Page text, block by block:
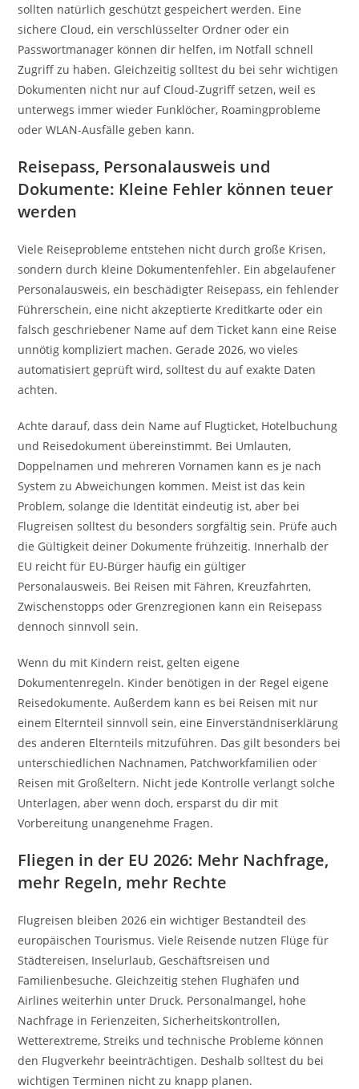
sollten natürlich geschützt gespeichert werden. Eine
sichere Cloud, ein verschlüsselter Ordner oder ein
Passwortmanager können dir helfen, im Notfall schnell
Zugriff zu haben. Gleichzeitig solltest du bei sehr wichtigen
Dokumenten nicht nur auf Cloud-Zugriff setzen, weil es
unterwegs immer wieder Funklöcher, Roamingprobleme
oder WLAN-Ausfälle geben kann.
Reisepass, Personalausweis und
Dokumente: Kleine Fehler können teuer
werden
Viele Reiseprobleme entstehen nicht durch große Krisen,
sondern durch kleine Dokumentenfehler. Ein abgelaufener
Personalausweis, ein beschädigter Reisepass, ein fehlender
Führerschein, eine nicht akzeptierte Kreditkarte oder ein
falsch geschriebener Name auf dem Ticket kann eine Reise
unnötig kompliziert machen. Gerade 2026, wo vieles
automatisiert geprüft wird, solltest du auf exakte Daten
achten.
Achte darauf, dass dein Name auf Flugticket, Hotelbuchung
und Reisedokument übereinstimmt. Bei Umlauten,
Doppelnamen und mehreren Vornamen kann es je nach
System zu Abweichungen kommen. Meist ist das kein
Problem, solange die Identität eindeutig ist, aber bei
Flugreisen solltest du besonders sorgfältig sein. Prüfe auch
die Gültigkeit deiner Dokumente frühzeitig. Innerhalb der
EU reicht für EU-Bürger häufig ein gültiger
Personalausweis. Bei Reisen mit Fähren, Kreuzfahrten,
Zwischenstopps oder Grenzregionen kann ein Reisepass
dennoch sinnvoll sein.
Wenn du mit Kindern reist, gelten eigene
Dokumentenregeln. Kinder benötigen in der Regel eigene
Reisedokumente. Außerdem kann es bei Reisen mit nur
einem Elternteil sinnvoll sein, eine Einverständniserklärung
des anderen Elternteils mitzuführen. Das gilt besonders bei
unterschiedlichen Nachnamen, Patchworkfamilien oder
Reisen mit Großeltern. Nicht jede Kontrolle verlangt solche
Unterlagen, aber wenn doch, ersparst du dir mit
Vorbereitung unangenehme Fragen.
Fliegen in der EU 2026: Mehr Nachfrage,
mehr Regeln, mehr Rechte
Flugreisen bleiben 2026 ein wichtiger Bestandteil des
europäischen Tourismus. Viele Reisende nutzen Flüge für
Städtereisen, Inselurlaub, Geschäftsreisen und
Familienbesuche. Gleichzeitig stehen Flughäfen und
Airlines weiterhin unter Druck. Personalmangel, hohe
Nachfrage in Ferienzeiten, Sicherheitskontrollen,
Wetterextreme, Streiks und technische Probleme können
den Flugverkehr beeinträchtigen. Deshalb solltest du bei
wichtigen Terminen nicht zu knapp planen.